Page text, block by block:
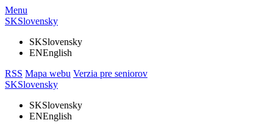
Menu
SKSlovensky
SKSlovensky
ENEnglish
RSS Mapa webu Verzia pre seniorov
SKSlovensky
SKSlovensky
ENEnglish